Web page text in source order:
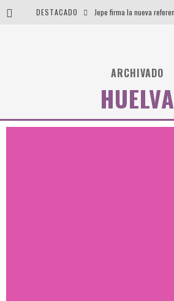
DESTACADO
ARCHIVADO
HUELVA